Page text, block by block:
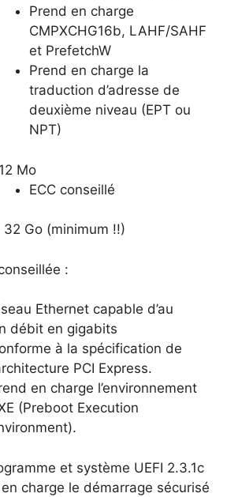
Prend en charge
CMPXCHG16b, LAHF/SAHF
et PrefetchW
Prend en charge la
traduction d’adresse de
deuxième niveau (EPT ou
NPT)
Mo
ECC conseillé
32 Go (minimum !!)
:
Ethernet capable d’au
débit en gigabits
à la spécification de
PCI Express.
en charge l’environnement
(Preboot Execution
et système UEFI 2.3.1c
charge le démarrage sécurisé